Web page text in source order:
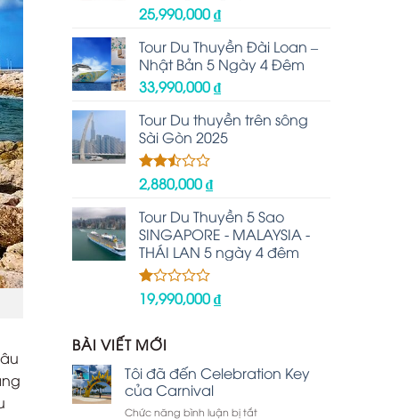
25,990,000₫
Tour Du Thuyền Đài Loan –
Nhật Bản 5 Ngày 4 Đêm
33,990,000₫
Tour Du thuyền trên sông
Sài Gòn 2025
Được
hạng
2.48
5 sao
2,880,000₫
Tour Du Thuyền 5 Sao
SINGAPORE - MALAYSIA -
THÁI LAN 5 ngày 4 đêm
Được
1.00
5
sao
19,990,000₫
BÀI VIẾT MỚI
Tôi đã đến Celebration Key
của Carnival
Chức năng bình luận bị tắtở